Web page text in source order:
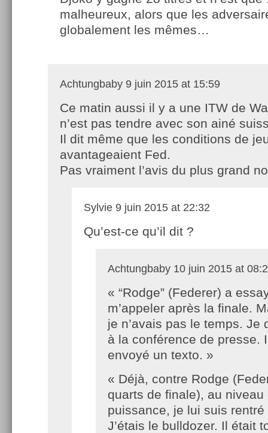
malheureux, alors que les
globalement les mêmes…
Achtungbaby 9 juin 2015 at 15:59
Ce matin aussi il y a une ITW de
n’est pas tendre avec son ainé
Il dit même que les conditions de
avantageaient Fed.
Pas vraiment l’avis du plus grand
Sylvie 9 juin 2015 at 22:32
Qu’est-ce qu’il dit ?
Achtungbaby 10 juin 2015 at
« “Rodge” (Federer) a
m’appeler après la finale.
je n’avais pas le temps. Je
à la conférence de presse.
envoyé un texto. »
« Déjà, contre Rodge
quarts de finale), au niveau
puissance, je lui suis rentré
J’étais le bulldozer. Il était